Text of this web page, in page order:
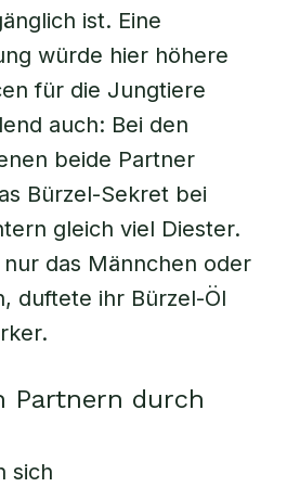
ist. Eine
würde hier höhere
für die Jungtiere
auch: Bei den
beide Partner
Bürzel-Sekret bei
gleich viel Diester.
das Männchen oder
duftete ihr Bürzel-Öl
Partnern durch
sich